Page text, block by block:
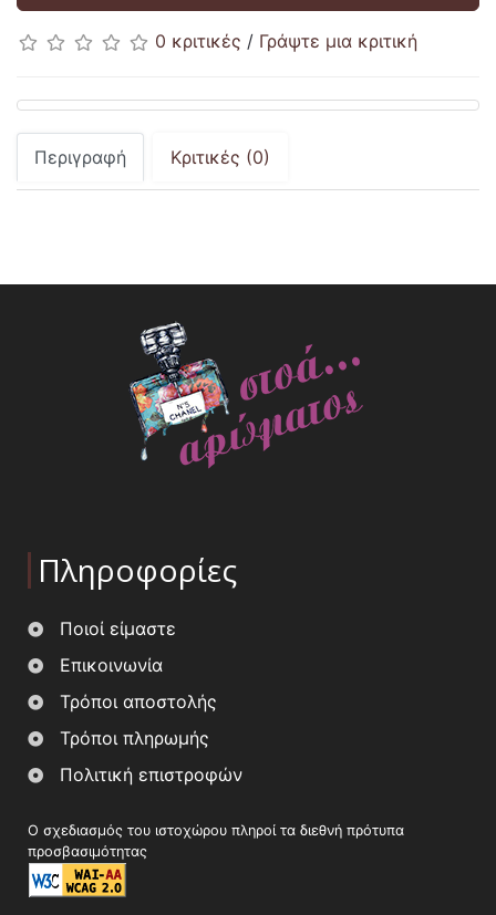
0 κριτικές / Γράψτε μια κριτική
Περιγραφή Κριτικές (0)
Πληροφορίες
Ποιοί είμαστε
Επικοινωνία
Τρόποι αποστολής
Τρόποι πληρωμής
Πολιτική επιστροφών
Ο σχεδιασμός του ιστοχώρου πληροί τα διεθνή πρότυπα
προσβασιμότητας